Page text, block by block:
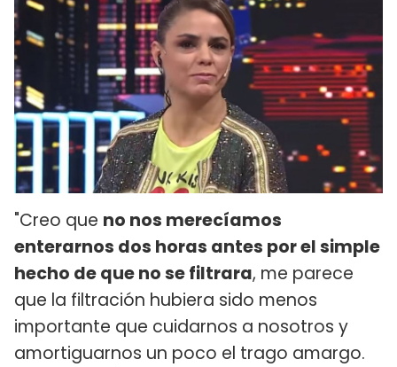
"Creo que no nos merecíamos
enterarnos dos horas antes por el simple
hecho de que no se filtrara, me parece
que la filtración hubiera sido menos
importante que cuidarnos a nosotros y
amortiguarnos un poco el trago amargo.